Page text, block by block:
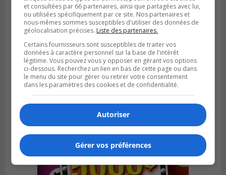
LA PRAIRIE
Publié le 1 août 2026 à 08h00
La Ville de la Prairie revitalise son
territoire
et consultées par 66 partenaires, ainsi que partagées avec lui,
ou utilisées spécifiquement par ce site. Nos partenaires et
nous-mêmes sommes susceptibles d'utiliser des données de
géolocalisation précises. Liste des partenaires.
Certains fournisseurs sont susceptibles de traiter vos
données à caractère personnel sur la base de l'intérêt
légitime. Vous pouvez vous y opposer en gérant vos options
ci-dessous. Recherchez un lien en bas de cette page ou dans
le menu du site pour gérer ou retirer votre consentement
dans les paramètres des cookies et de confidentialité.
Autoriser
Gérer vos préférences